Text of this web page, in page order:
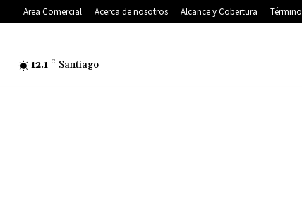
Area Comercial Acerca de nosotros Alcance y Cobertura
12.1 C Santiago